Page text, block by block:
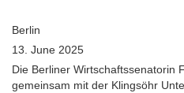
Berlin
13. June 2025
Die Berliner Wirtschaftssenatorin
gemeinsam mit der Klingsöhr